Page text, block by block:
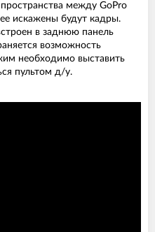
между GoPro
искажены будут кадры.
в заднюю панель
возможность
необходимо выставить
пультом д/у.